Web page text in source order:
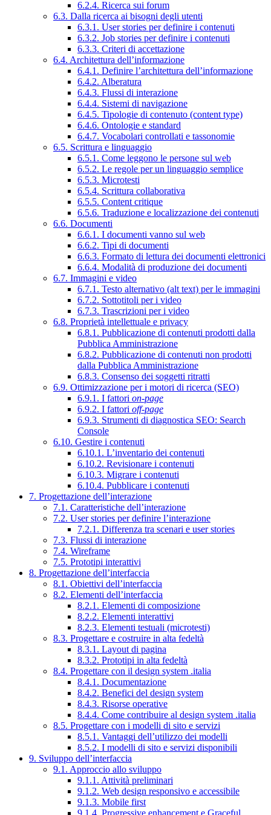
6.2.4. Ricerca sui forum
6.3. Dalla ricerca ai bisogni degli utenti
6.3.1. User stories per definire i contenuti
6.3.2. Job stories per definire i contenuti
6.3.3. Criteri di accettazione
6.4. Architettura dell’informazione
6.4.1. Definire l’architettura dell’informazione
6.4.2. Alberatura
6.4.3. Flussi di interazione
6.4.4. Sistemi di navigazione
6.4.5. Tipologie di contenuto (content type)
6.4.6. Ontologie e standard
6.4.7. Vocabolari controllati e tassonomie
6.5. Scrittura e linguaggio
6.5.1. Come leggono le persone sul web
6.5.2. Le regole per un linguaggio semplice
6.5.3. Microtesti
6.5.4. Scrittura collaborativa
6.5.5. Content critique
6.5.6. Traduzione e localizzazione dei contenuti
6.6. Documenti
6.6.1. I documenti vanno sul web
6.6.2. Tipi di documenti
6.6.3. Formato di lettura dei documenti elettronici
6.6.4. Modalità di produzione dei documenti
6.7. Immagini e video
6.7.1. Testo alternativo (alt text) per le immagini
6.7.2. Sottotitoli per i video
6.7.3. Trascrizioni per i video
6.8. Proprietà intellettuale e privacy
6.8.1. Pubblicazione di contenuti prodotti dalla
Pubblica Amministrazione
6.8.2. Pubblicazione di contenuti non prodotti
dalla Pubblica Amministrazione
6.8.3. Consenso dei soggetti ritratti
6.9. Ottimizzazione per i motori di ricerca (SEO)
6.9.1. I fattori on-page
6.9.2. I fattori off-page
6.9.3. Strumenti di diagnostica SEO: Search
Console
6.10. Gestire i contenuti
6.10.1. L’inventario dei contenuti
6.10.2. Revisionare i contenuti
6.10.3. Migrare i contenuti
6.10.4. Pubblicare i contenuti
7. Progettazione dell’interazione
7.1. Caratteristiche dell’interazione
7.2. User stories per definire l’interazione
7.2.1. Differenza tra scenari e user stories
7.3. Flussi di interazione
7.4. Wireframe
7.5. Prototipi interattivi
8. Progettazione dell’interfaccia
8.1. Obiettivi dell’interfaccia
8.2. Elementi dell’interfaccia
8.2.1. Elementi di composizione
8.2.2. Elementi interattivi
8.2.3. Elementi testuali (microtesti)
8.3. Progettare e costruire in alta fedeltà
8.3.1. Layout di pagina
8.3.2. Prototipi in alta fedeltà
8.4. Progettare con il design system .italia
8.4.1. Documentazione
8.4.2. Benefici del design system
8.4.3. Risorse operative
8.4.4. Come contribuire al design system .italia
8.5. Progettare con i modelli di sito e servizi
8.5.1. Vantaggi dell’utilizzo dei modelli
8.5.2. I modelli di sito e servizi disponibili
9. Sviluppo dell’interfaccia
9.1. Approccio allo sviluppo
9.1.1. Attività preliminari
9.1.2. Web design responsivo e accessibile
9.1.3. Mobile first
9.1.4. Progressive enhancement e Graceful